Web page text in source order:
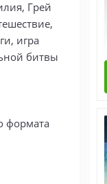
Грей
игра
битвы
формата